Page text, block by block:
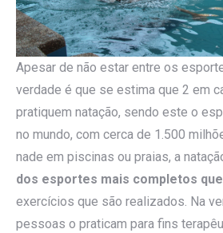
Apesar de não estar entre os
verdade é que se estima que 2 em
pratiquem natação, sendo este o
no mundo, com cerca de 1.500
nade em piscinas ou praias, a
dos esportes mais completos
exercícios que são realizados. Na
pessoas o praticam para fins